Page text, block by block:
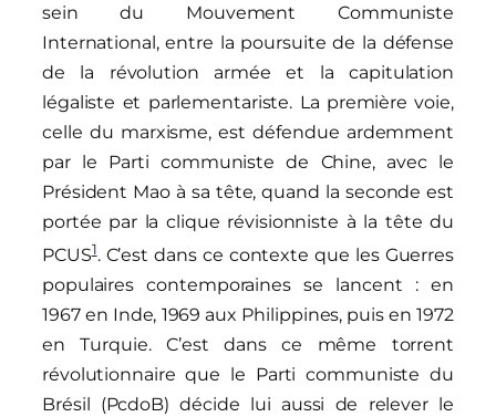
sein du Mouvement Communiste
International, entre la poursuite de la défense
de la révolution armée et la capitulation
légaliste et parlementariste. La première voie,
celle du marxisme, est défendue ardemment
par le Parti communiste de Chine, avec le
Président Mao à sa tête, quand la seconde est
portée par la clique révisionniste à la tête du
PCUS1. C’est dans ce contexte que les Guerres
populaires contemporaines se lancent : en
1967 en Inde, 1969 aux Philippines, puis en 1972
en Turquie. C’est dans ce même torrent
révolutionnaire que le Parti communiste du
Brésil (PcdoB) décide lui aussi de relever le